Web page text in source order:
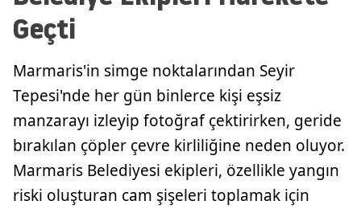
Geçti
Marmaris'in simge noktalarından Seyir
Tepesi'nde her gün binlerce kişi eşsiz
manzarayı izleyip fotoğraf çektirirken, geride
bırakılan çöpler çevre kirliliğine neden oluyor.
Marmaris Belediyesi ekipleri, özellikle yangın
riski oluşturan cam şişeleri toplamak için